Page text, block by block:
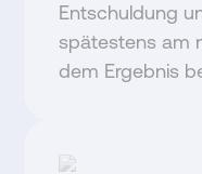
Entschuldung
spätestens am
dem Ergebnis